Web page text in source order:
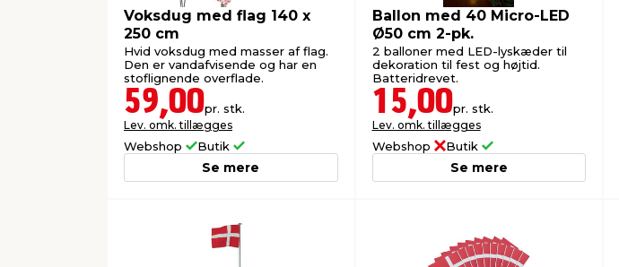
Voksdug med flag 140 x
250 cm
Hvid voksdug med masser af flag.
Den er vandafvisende og har en
stoflignende overflade.
59,00pr. stk.
Lev. omk. tillægges
Webshop Butik
Se mere
Ballon med 40 Micro-LED
Ø50 cm 2-pk.
2 balloner med LED-lyskæder til
dekoration til fest og højtid.
Batteridrevet.
15,00pr. stk.
Lev. omk. tillægges
Webshop Butik
Se mere